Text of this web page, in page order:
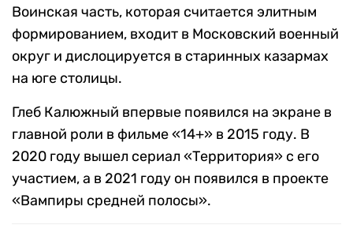
Воинская часть, которая считается элитным
формированием, входит в Московский военный
округ и дислоцируется в старинных казармах
на юге столицы.
Глеб Калюжный впервые появился на экране в
главной роли в фильме «14+» в 2015 году. В
2020 году вышел сериал «Территория» с его
участием, а в 2021 году он появился в проекте
«Вампиры средней полосы».